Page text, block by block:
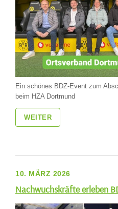
Ein schönes BDZ-Event zum
beim HZA Dortmund
WEITER
10. MÄRZ 2026
Nachwuchskräfte erleben